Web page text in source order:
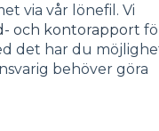
via vår lönefil. Vi
och kontorapport
det har du
behöver göra